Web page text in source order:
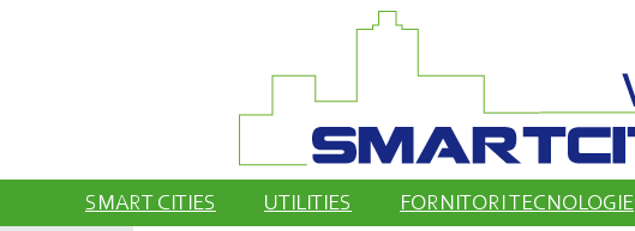
SMART CITIES UTILITIES FORNITORI TECNOLOGIE